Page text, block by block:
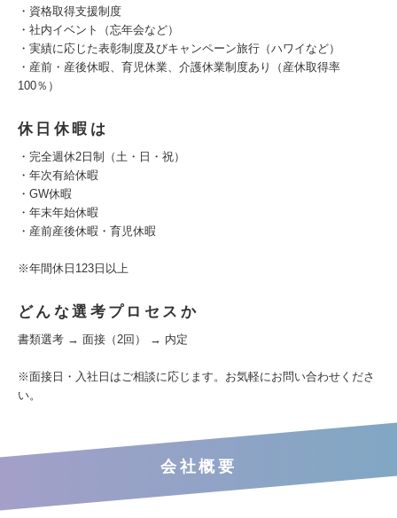
・資格取得支援制度
・社内イベント（忘年会など）
・実績に応じた表彰制度及びキャンペーン旅行（ハワイなど）
・産前・産後休暇、育児休業、介護休業制度あり（産休取得率
100％）
休日休暇は
・完全週休2日制（土・日・祝）
・年次有給休暇
・GW休暇
・年末年始休暇
・産前産後休暇・育児休暇
※年間休日123日以上
どんな選考プロセスか
書類選考 → 面接（2回） → 内定
※面接日・入社日はご相談に応じます。お気軽にお問い合わせくださ
い。
会社概要